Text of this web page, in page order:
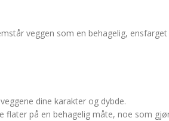
veggen som en behagelig,
dine karakter og dybde.
flater på en behagelig måte, noe som